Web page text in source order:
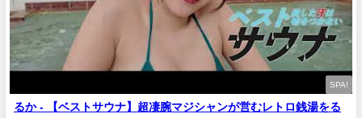
SPA!
るか - 【ベストサウナ】超凄腕マジシャンが営むレトロ銭湯をる